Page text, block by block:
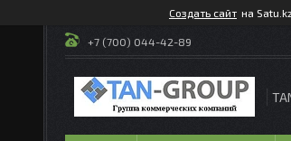
Создать сайт на
+7 (700) 044-42-89